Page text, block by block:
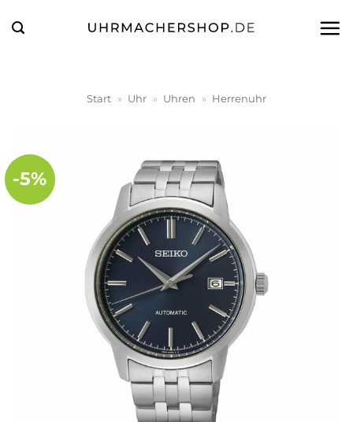
Inhalt
Start » Uhr » Uhren » Herrenuhr
-5%